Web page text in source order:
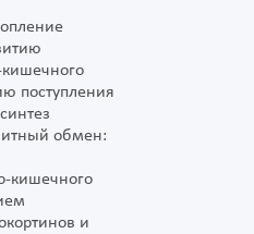
поступления
обмен:
кишечного
и